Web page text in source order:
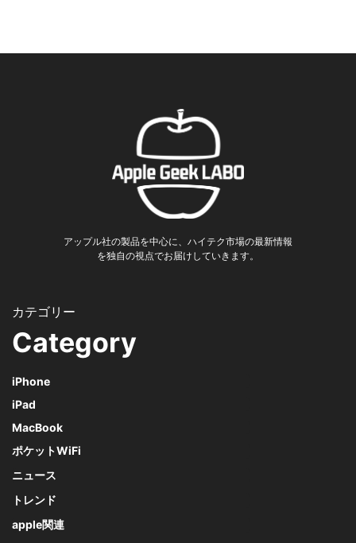
アップル社の製品を中心に、ハイテク市場の最新情報
を独自の視点でお届けしていきます。
Category
iPhone
iPad
MacBook
ポケットWiFi
ニュース
トレンド
apple関連